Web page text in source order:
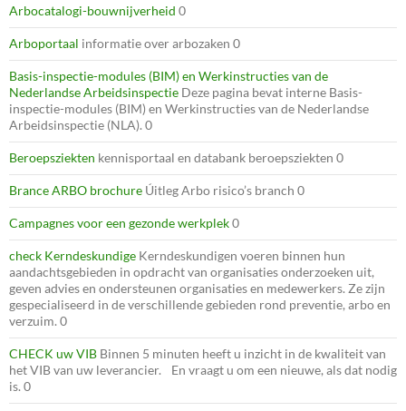
Arbocatalogi-bouwnijverheid 0
Arboportaal informatie over arbozaken 0
Basis-inspectie-modules (BIM) en Werkinstructies van de
Nederlandse Arbeidsinspectie Deze pagina bevat interne Basis-
inspectie-modules (BIM) en Werkinstructies van de Nederlandse
Arbeidsinspectie (NLA). 0
Beroepsziekten kennisportaal en databank beroepsziekten 0
Brance ARBO brochure Úitleg Arbo risico’s branch 0
Campagnes voor een gezonde werkplek0
check Kerndeskundige Kerndeskundigen voeren binnen hun
aandachtsgebieden in opdracht van organisaties onderzoeken uit,
geven advies en ondersteunen organisaties en medewerkers. Ze zijn
gespecialiseerd in de verschillende gebieden rond preventie, arbo en
verzuim. 0
CHECK uw VIB Binnen 5 minuten heeft u inzicht in de kwaliteit van
het VIB van uw leverancier. En vraagt u om een nieuwe, als dat nodig
is. 0